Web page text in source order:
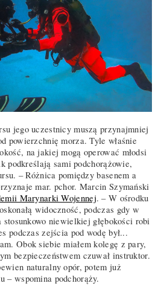
jego uczestnicy muszą przynajmniej
powierzchnię morza. Tyle właśnie
na jakiej mogą operować młodsi
podkreślają sami podchorążowie,
– Różnica pomiędzy basenem a
mar. pchor. Marcin Szymański
Marynarki Wojennej. – W ośrodku
widoczność, podczas gdy w
stosunkowo niewielkiej głębokości robi
podczas zejścia pod wodę był...
Obok siebie miałem kolegę z pary,
bezpieczeństwem czuwał instruktor.
naturalny opór, potem już
– wspomina podchorąży.